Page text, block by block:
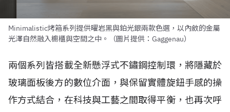
Minimalistic烤箱系列提供曜岩黑與鉑光銀兩款色選，以內斂的金屬
光澤自然融入櫥櫃與空間之中。（圖片提供：Gaggenau）
兩個系列皆搭載全新懸浮式不鏽鋼控制環，將隱藏於
玻璃面板後方的數位介面，與保留實體旋鈕手感的操
作方式結合，在科技與工藝之間取得平衡，也再次呼